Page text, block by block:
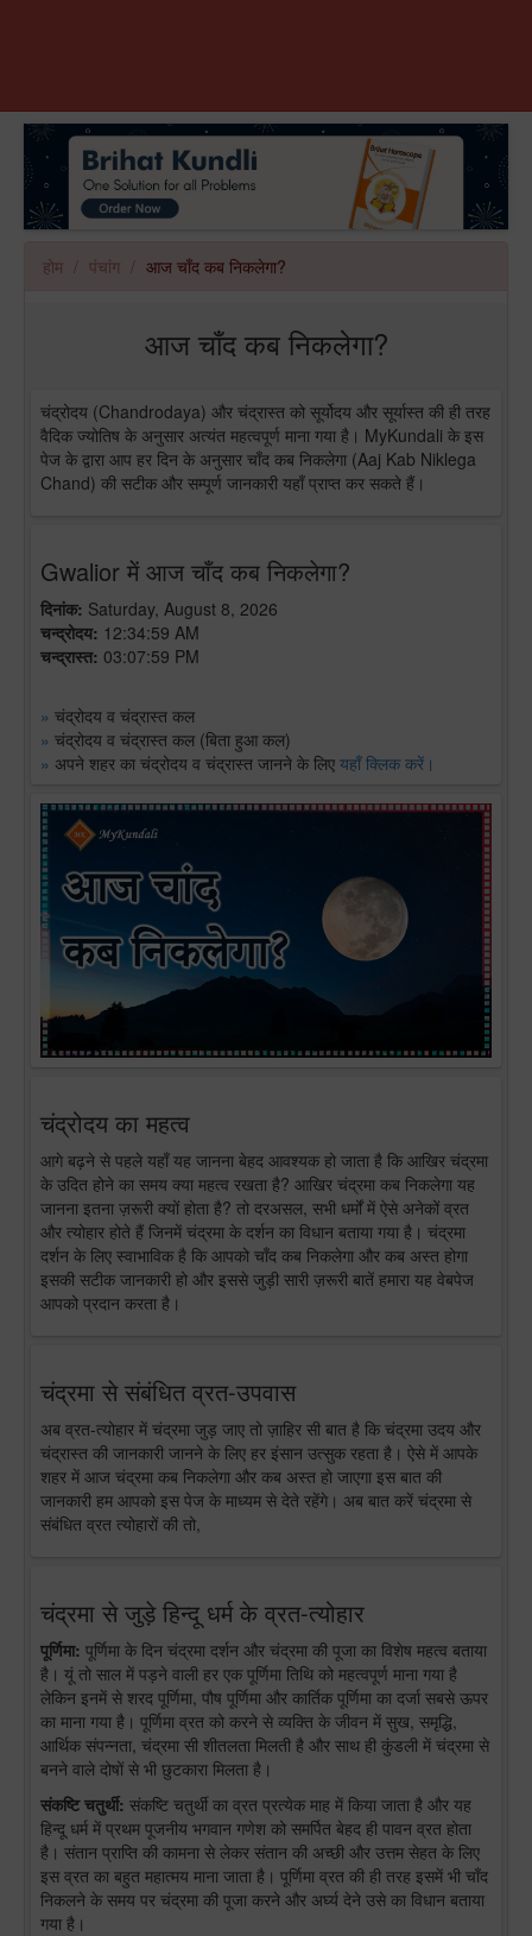
होम पंचांग आज चाँद कब निकलेगा?
आज चाँद कब निकलेगा?
चंद्रोदय (Chandrodaya) और चंद्रास्त को सूर्योदय और सूर्यास्त की ही तरह
वैदिक ज्योतिष के अनुसार अत्यंत महत्वपूर्ण माना गया है। MyKundali के इस
पेज के द्वारा आप हर दिन के अनुसार चाँद कब निकलेगा (Aaj Kab Niklega
Chand) की सटीक और सम्पूर्ण जानकारी यहाँ प्राप्त कर सकते हैं।
Gwalior में आज चाँद कब निकलेगा?
दिनांक: Saturday, August 8, 2026
चन्द्रोदय: 12:34:59 AM
चन्द्रास्त: 03:07:59 PM
» चंद्रोदय व चंद्रास्त कल
» चंद्रोदय व चंद्रास्त कल (बिता हुआ कल)
» अपने शहर का चंद्रोदय व चंद्रास्त जानने के लिए यहाँ क्लिक करें।
चंद्रोदय का महत्व
आगे बढ़ने से पहले यहाँ यह जानना बेहद आवश्यक हो जाता है कि आखिर चंद्रमा
के उदित होने का समय क्या महत्व रखता है? आखिर चंद्रमा कब निकलेगा यह
जानना इतना ज़रूरी क्यों होता है? तो दरअसल, सभी धर्मों में ऐसे अनेकों व्रत
और त्योहार होते हैं जिनमें चंद्रमा के दर्शन का विधान बताया गया है। चंद्रमा
दर्शन के लिए स्वाभाविक है कि आपको चाँद कब निकलेगा और कब अस्त होगा
इसकी सटीक जानकारी हो और इससे जुड़ी सारी ज़रूरी बातें हमारा यह वेबपेज
आपको प्रदान करता है।
चंद्रमा से संबंधित व्रत-उपवास
अब व्रत-त्योहार में चंद्रमा जुड़ जाए तो ज़ाहिर सी बात है कि चंद्रमा उदय और
चंद्रास्त की जानकारी जानने के लिए हर इंसान उत्सुक रहता है। ऐसे में आपके
शहर में आज चंद्रमा कब निकलेगा और कब अस्त हो जाएगा इस बात की
जानकारी हम आपको इस पेज के माध्यम से देते रहेंगे। अब बात करें चंद्रमा से
संबंधित व्रत त्योहारों की तो,
चंद्रमा से जुड़े हिन्दू धर्म के व्रत-त्योहार
पूर्णिमा: पूर्णिमा के दिन चंद्रमा दर्शन और चंद्रमा की पूजा का विशेष महत्व बताया
है। यूं तो साल में पड़ने वाली हर एक पूर्णिमा तिथि को महत्वपूर्ण माना गया है
लेकिन इनमें से शरद पूर्णिमा, पौष पूर्णिमा और कार्तिक पूर्णिमा का दर्जा सबसे ऊपर
का माना गया है। पूर्णिमा व्रत को करने से व्यक्ति के जीवन में सुख, समृद्धि,
आर्थिक संपन्नता, चंद्रमा सी शीतलता मिलती है और साथ ही कुंडली में चंद्रमा से
बनने वाले दोषों से भी छुटकारा मिलता है।
संकष्टि चतुर्थी: संकष्टि चतुर्थी का व्रत प्रत्येक माह में किया जाता है और यह
हिन्दू धर्म में प्रथम पूजनीय भगवान गणेश को समर्पित बेहद ही पावन व्रत होता
है। संतान प्राप्ति की कामना से लेकर संतान की अच्छी और उत्तम सेहत के लिए
इस व्रत का बहुत महात्मय माना जाता है। पूर्णिमा व्रत की ही तरह इसमें भी चाँद
निकलने के समय पर चंद्रमा की पूजा करने और अर्घ्य देने उसे का विधान बताया
गया है।